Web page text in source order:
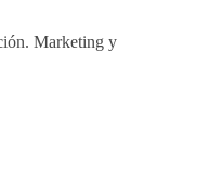
Marketing y